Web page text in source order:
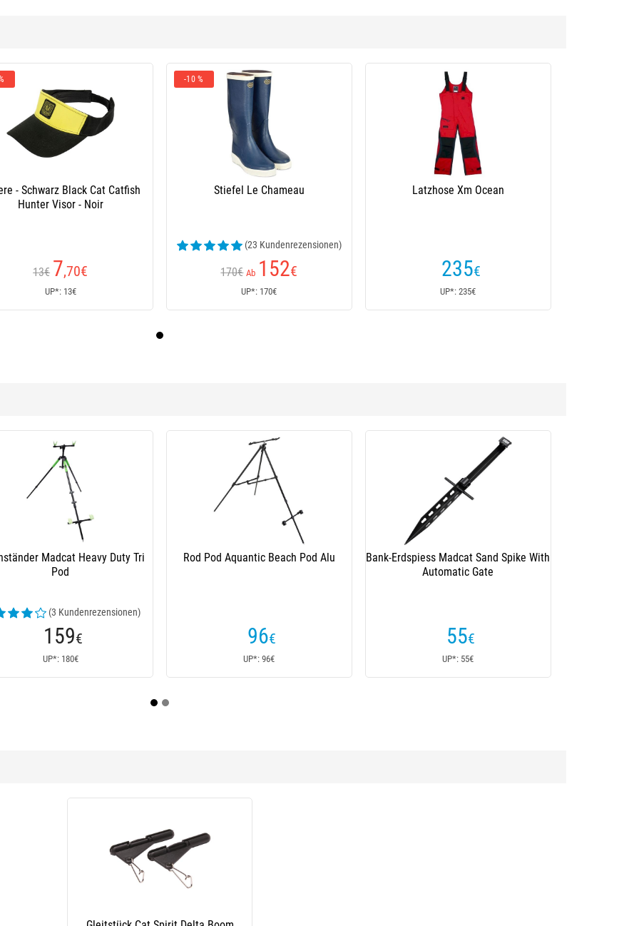
- Schwarz Black Cat Catfish
Hunter Visor - Noir
13€ 7,70€
UP*: 13€
-10 %
Stiefel Le Chameau
(23 Kundenrezensionen)
170€ Ab 152€
UP*: 170€
Latzhose Xm Ocean
235€
UP*: 235€
Rod Holder
Stockhalter Madcat 360 Degree
Halter 2 Brandungsruten Ragot Luxe